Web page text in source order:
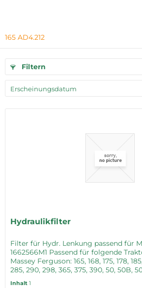
165 AD4.212
Filtern
Hydraulikfilter
Filter für Hydr. Lenkung passend für
1662566M1 Passend für folgende
Massey Ferguson: 165, 168, 175, 178,
285, 290, 298, 365, 375, 390, 50, 50B,
50EX,...
Inhalt1